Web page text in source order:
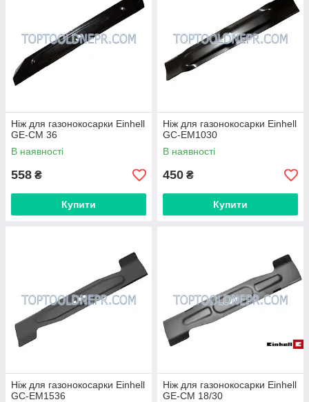
Ніж для газонокосарки Einhell
GE-CM 36
В наявності
558 ₴
Купити
Ніж для газонокосарки Einhell
GC-EM1030
В наявності
450 ₴
Купити
Ніж для газонокосарки Einhell
GC-EM1536
Ніж для газонокосарки Einhell
GE-CM 18/30